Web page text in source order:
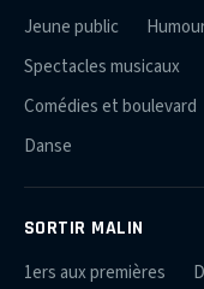
Jeune public
Spectacles musicaux
Comédies et boulevard
Danse
SORTIR MALIN
1ers aux premières